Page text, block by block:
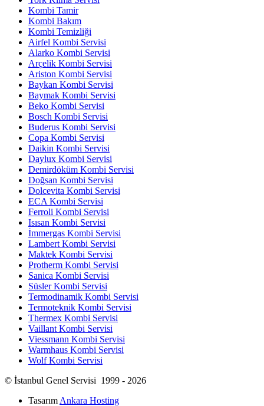
Kombi Tamir
Kombi Bakım
Kombi Temizliği
Airfel Kombi Servisi
Alarko Kombi Servisi
Arçelik Kombi Servisi
Ariston Kombi Servisi
Baykan Kombi Servisi
Baymak Kombi Servisi
Beko Kombi Servisi
Bosch Kombi Servisi
Buderus Kombi Servisi
Copa Kombi Servisi
Daikin Kombi Servisi
Daylux Kombi Servisi
Demirdöküm Kombi Servisi
Doğsan Kombi Servisi
Dolcevita Kombi Servisi
ECA Kombi Servisi
Ferroli Kombi Servisi
Isısan Kombi Servisi
İmmergas Kombi Servisi
Lambert Kombi Servisi
Maktek Kombi Servisi
Protherm Kombi Servisi
Sanica Kombi Servisi
Süsler Kombi Servisi
Termodinamik Kombi Servisi
Termoteknik Kombi Servisi
Thermex Kombi Servisi
Vaillant Kombi Servisi
Viessmann Kombi Servisi
Warmhaus Kombi Servisi
Wolf Kombi Servisi
© İstanbul Genel Servisi 1999 - 2026
Tasarım Ankara Hosting